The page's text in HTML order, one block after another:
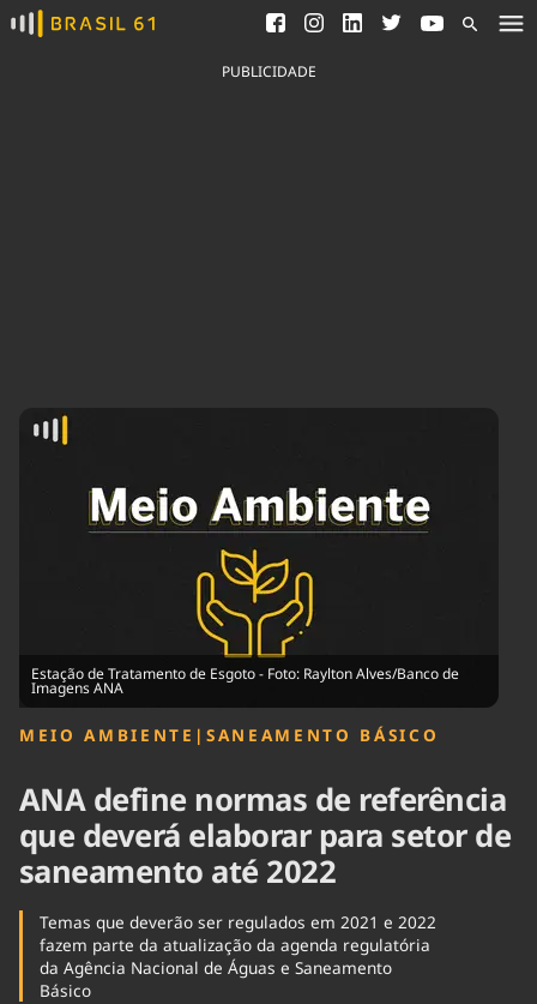
Ver todas as notícias
Saneamento
Indicadores
Agronegócios
Brasil Mineral
Tecnologia
Economia
Educação
Infraestrutura
Internacional
Política
Saúde
PUBLICIDADE
Estação de Tratamento de Esgoto - Foto: Raylton Alves/Banco de
Imagens ANA
MEIO AMBIENTE |SANEAMENTO BÁSICO
ANA define normas de referência
que deverá elaborar para setor de
saneamento até 2022
Temas que deverão ser regulados em 2021 e 2022
fazem parte da atualização da agenda regulatória
da Agência Nacional de Águas e Saneamento
Básico